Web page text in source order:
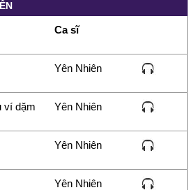
Ca sĩ
Yên Nhiên
ví dặm Yên Nhiên
Yên Nhiên
Yên Nhiên